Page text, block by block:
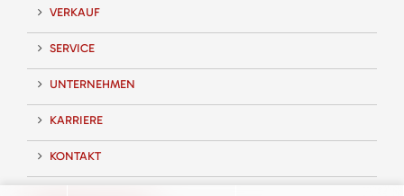
VERKAUF
SERVICE
UNTERNEHMEN
KARRIERE
KONTAKT